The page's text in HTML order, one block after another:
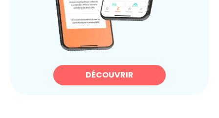
DÉCOUVRIR